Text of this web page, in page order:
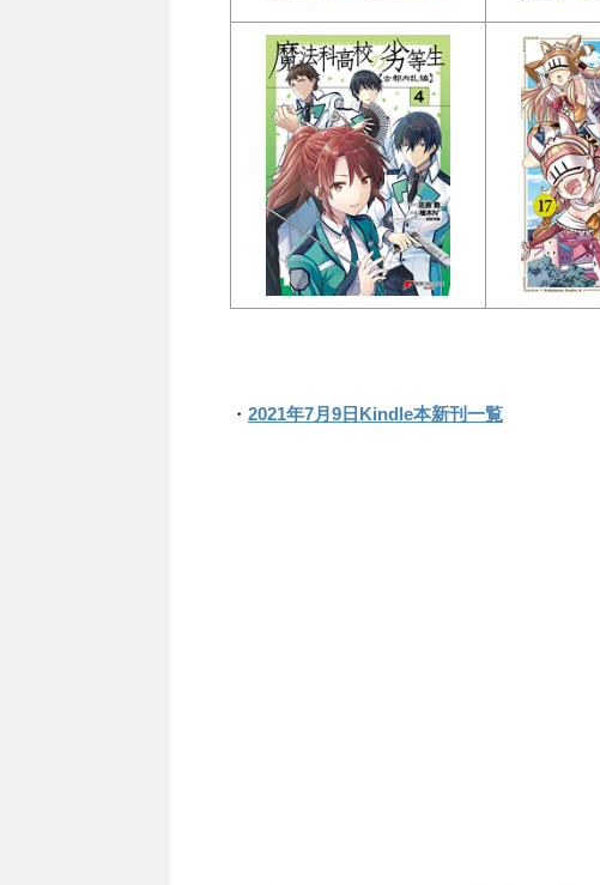
・ 2021年7月9日Kindle本新刊一覧